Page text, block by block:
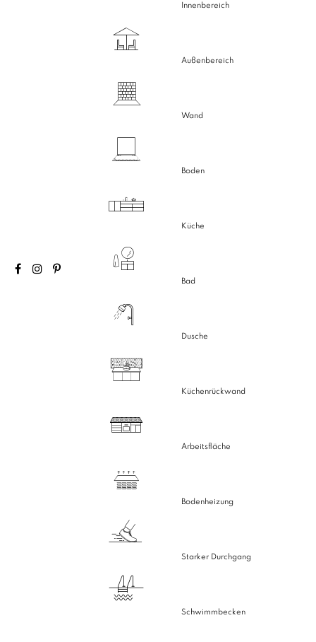
Innenbereich
Außenbereich
Wand
Boden
Küche
Bad
Dusche
Küchenrückwand
Arbeitsfläche
Bodenheizung
Starker Durchgang
Schwimmbecken